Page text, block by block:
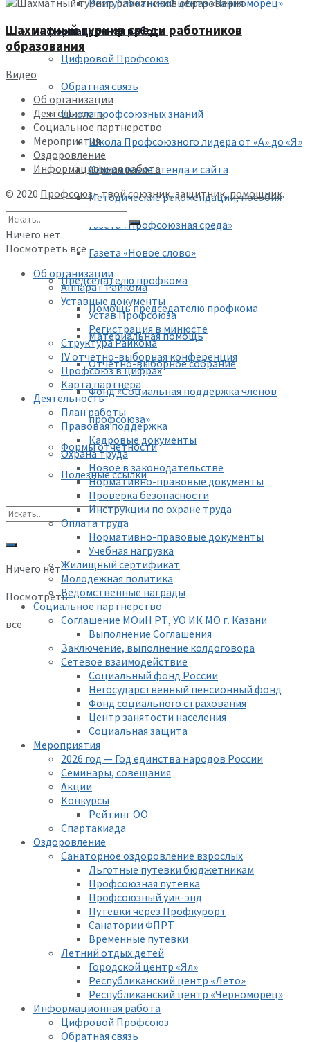
Республиканский центр «Черноморец»
Информационная работа
Цифровой Профсоюз
Обратная связь
Школа профсоюзных знаний
Школа Профсоюзного лидера от «А» до «Я»
Оформление стенда и сайта
Методические рекомендации, пособия
Газета «Профсоюзная среда»
Газета «Новое слово»
Председателю профкома
Помощь председателю профкома
Материальная помощь
Отчетно-выборное собрание
Фонд «Социальная поддержка членов
профсоюза»
Формы отчетности
Полезные ссылки
Ничего нет
Посмотреть
все
Шахматный турнир среди работников
образования
Видео
Об организации
Деятельность
Социальное партнерство
Мероприятия
Оздоровление
Информационная работа
© 2020 Профсоюз- твой союзник, защитник,помощник.
Ничего нет
Посмотреть все
Об организации
Аппарат Райкома
Уставные документы
Устав Профсоюза
Регистрация в минюсте
Структура Райкома
IV отчетно-выборная конференция
Профсоюз в цифрах
Карта партнера
Деятельность
План работы
Правовая поддержка
Кадровые документы
Охрана труда
Новое в законодательстве
Нормативно-правовые документы
Проверка безопасности
Инструкции по охране труда
Оплата труда
Нормативно-правовые документы
Учебная нагрузка
Жилищный сертификат
Молодежная политика
Ведомственные награды
Социальное партнерство
Соглашение МОиН РТ, УО ИК МО г. Казани
Выполнение Соглашения
Заключение, выполнение колдоговора
Сетевое взаимодействие
Социальный фонд России
Негосударственный пенсионный фонд
Фонд социального страхования
Центр занятости населения
Социальная защита
Мероприятия
2026 год — Год единства народов России
Семинары, совещания
Акции
Конкурсы
Рейтинг ОО
Спартакиада
Оздоровление
Санаторное оздоровление взрослых
Льготные путевки бюджетникам
Профсоюзная путевка
Профсоюзный уик-энд
Путевки через Профкурорт
Санатории ФПРТ
Временные путевки
Летний отдых детей
Городской центр «Ял»
Республиканский центр «Лето»
Республиканский центр «Черноморец»
Информационная работа
Цифровой Профсоюз
Обратная связь